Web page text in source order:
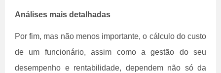
Análises mais detalhadas
Por fim, mas não menos importante, o cálculo do custo
de um funcionário, assim como a gestão do seu
desempenho e rentabilidade, dependem não só da